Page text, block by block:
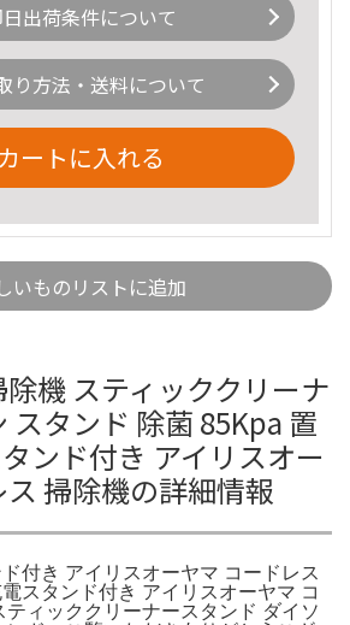
出荷条件について
り方法・送料について
カートに入れる
いものリストに追加
機 スティッククリーナ
スタンド 除菌 85Kpa 置
ンド付き アイリスオー
掃除機の詳細情報
付き アイリスオーヤマ コードレス
スタンド付き アイリスオーヤマ コ
ィッククリーナースタンド ダイソ